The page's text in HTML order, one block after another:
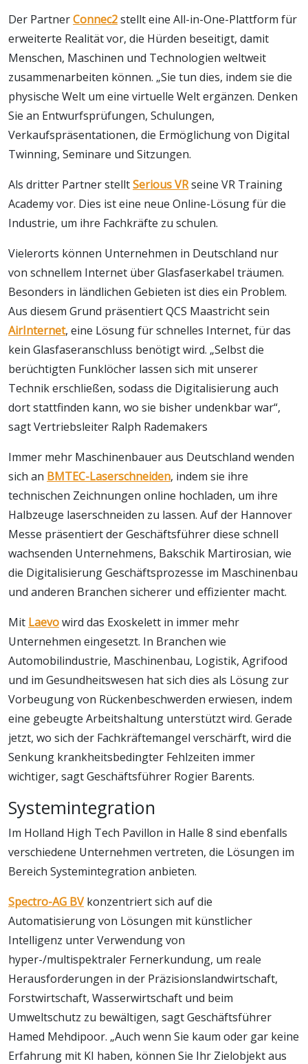
Der PartnerConnec2stellt eine All-in-One-Plattform für
erweiterte Realität vor, die Hürden beseitigt, damit
Menschen, Maschinen und Technologien weltweit
zusammenarbeiten können. „Sie tun dies, indem sie die
physische Welt um eine virtuelle Welt ergänzen. Denken
Sie an Entwurfsprüfungen, Schulungen,
Verkaufspräsentationen, die Ermöglichung von Digital
Twinning, Seminare und Sitzungen.
Als dritter Partner stelltSerious VRseine VR Training
Academy vor. Dies ist eine neue Online-Lösung für die
Industrie, um ihre Fachkräfte zu schulen.
Vielerorts können Unternehmen in Deutschland nur
von schnellem Internet über Glasfaserkabel träumen.
Besonders in ländlichen Gebieten ist dies ein Problem.
Aus diesem Grund präsentiert QCS Maastricht sein
AirInternet, eine Lösung für schnelles Internet, für das
kein Glasfaseranschluss benötigt wird. „Selbst die
berüchtigten Funklöcher lassen sich mit unserer
Technik erschließen, sodass die Digitalisierung auch
dort stattfinden kann, wo sie bisher undenkbar war“,
sagt Vertriebsleiter Ralph Rademakers
Immer mehr Maschinenbauer aus Deutschland wenden
sich an BMTEC-Laserschneiden, indem sie ihre
technischen Zeichnungen online hochladen, um ihre
Halbzeuge laserschneiden zu lassen. Auf der Hannover
Messe präsentiert der Geschäftsführer diese schnell
wachsenden Unternehmens, Bakschik Martirosian, wie
die Digitalisierung Geschäftsprozesse im Maschinenbau
und anderen Branchen sicherer und effizienter macht.
Mit Laevowird das Exoskelett in immer mehr
Unternehmen eingesetzt. In Branchen wie
Automobilindustrie, Maschinenbau, Logistik, Agrifood
und im Gesundheitswesen hat sich dies als Lösung zur
Vorbeugung von Rückenbeschwerden erwiesen, indem
eine gebeugte Arbeitshaltung unterstützt wird. Gerade
jetzt, wo sich der Fachkräftemangel verschärft, wird die
Senkung krankheitsbedingter Fehlzeiten immer
wichtiger, sagt Geschäftsführer Rogier Barents.
Systemintegration
Im Holland High Tech Pavillon in Halle 8 sind ebenfalls
verschiedene Unternehmen vertreten, die Lösungen im
Bereich Systemintegration anbieten.
Spectro-AG BVkonzentriert sich auf die
Automatisierung von Lösungen mit künstlicher
Intelligenz unter Verwendung von
hyper-/multispektraler Fernerkundung, um reale
Herausforderungen in der Präzisionslandwirtschaft,
Forstwirtschaft, Wasserwirtschaft und beim
Umweltschutz zu bewältigen, sagt Geschäftsführer
Hamed Mehdipoor. „Auch wenn Sie kaum oder gar keine
Erfahrung mit KI haben, können Sie Ihr Zielobjekt aus